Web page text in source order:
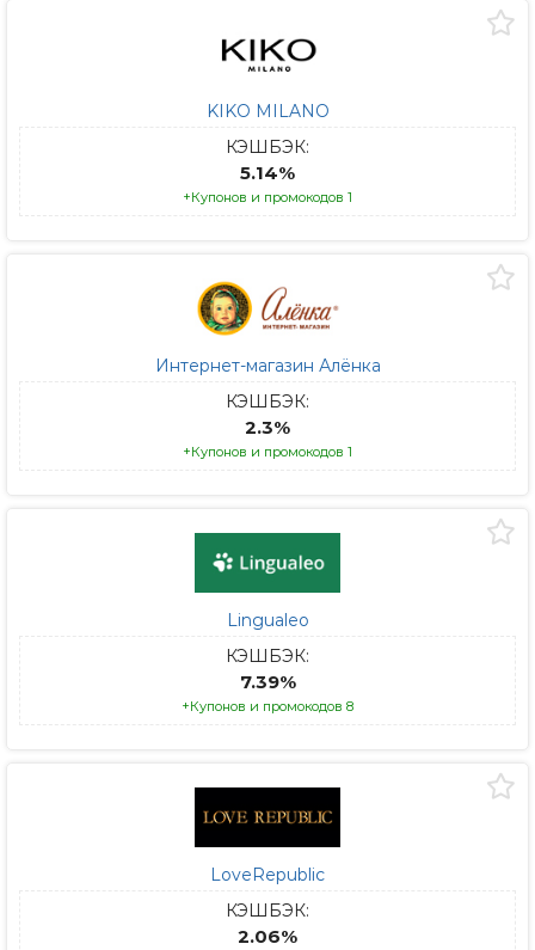
KIKO MILANO
КЭШБЭК:
5.14%
+Купонов и промокодов 1
Интернет-магазин Алёнка
КЭШБЭК:
2.3%
+Купонов и промокодов 1
Lingualeo
КЭШБЭК:
7.39%
+Купонов и промокодов 8
LoveRepublic
КЭШБЭК:
2.06%